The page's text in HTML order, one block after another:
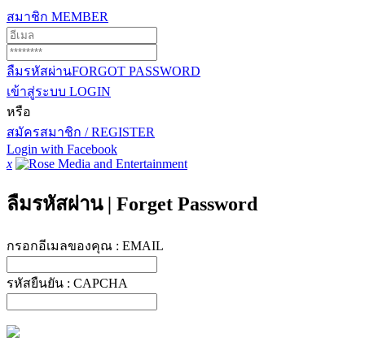
สมาชิก MEMBER
ลืมรหัสผ่านFORGOT PASSWORD
เข้าสู่ระบบ LOGIN
หรือ
สมัครสมาชิก / REGISTER
Login with Facebook
x
ลืมรหัสผ่าน | Forget Password
กรอกอีเมลของคุณ : EMAIL
รหัสยืนยัน : CAPCHA